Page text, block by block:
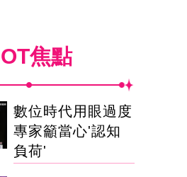
焦點
數位時代用眼過度
專家籲當心'認知
負荷'